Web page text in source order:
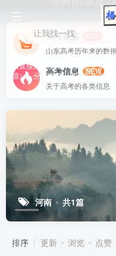
让我找一找
站内资源基本上都是一线教学
后直接打印使用。也欢迎更多
源），分享更好、更多的教学资源
高考数据
山东高考历年来的数
高考信息
NEW
关于高考的各类信息
河南 共1篇
排序 更新 浏览 点赞